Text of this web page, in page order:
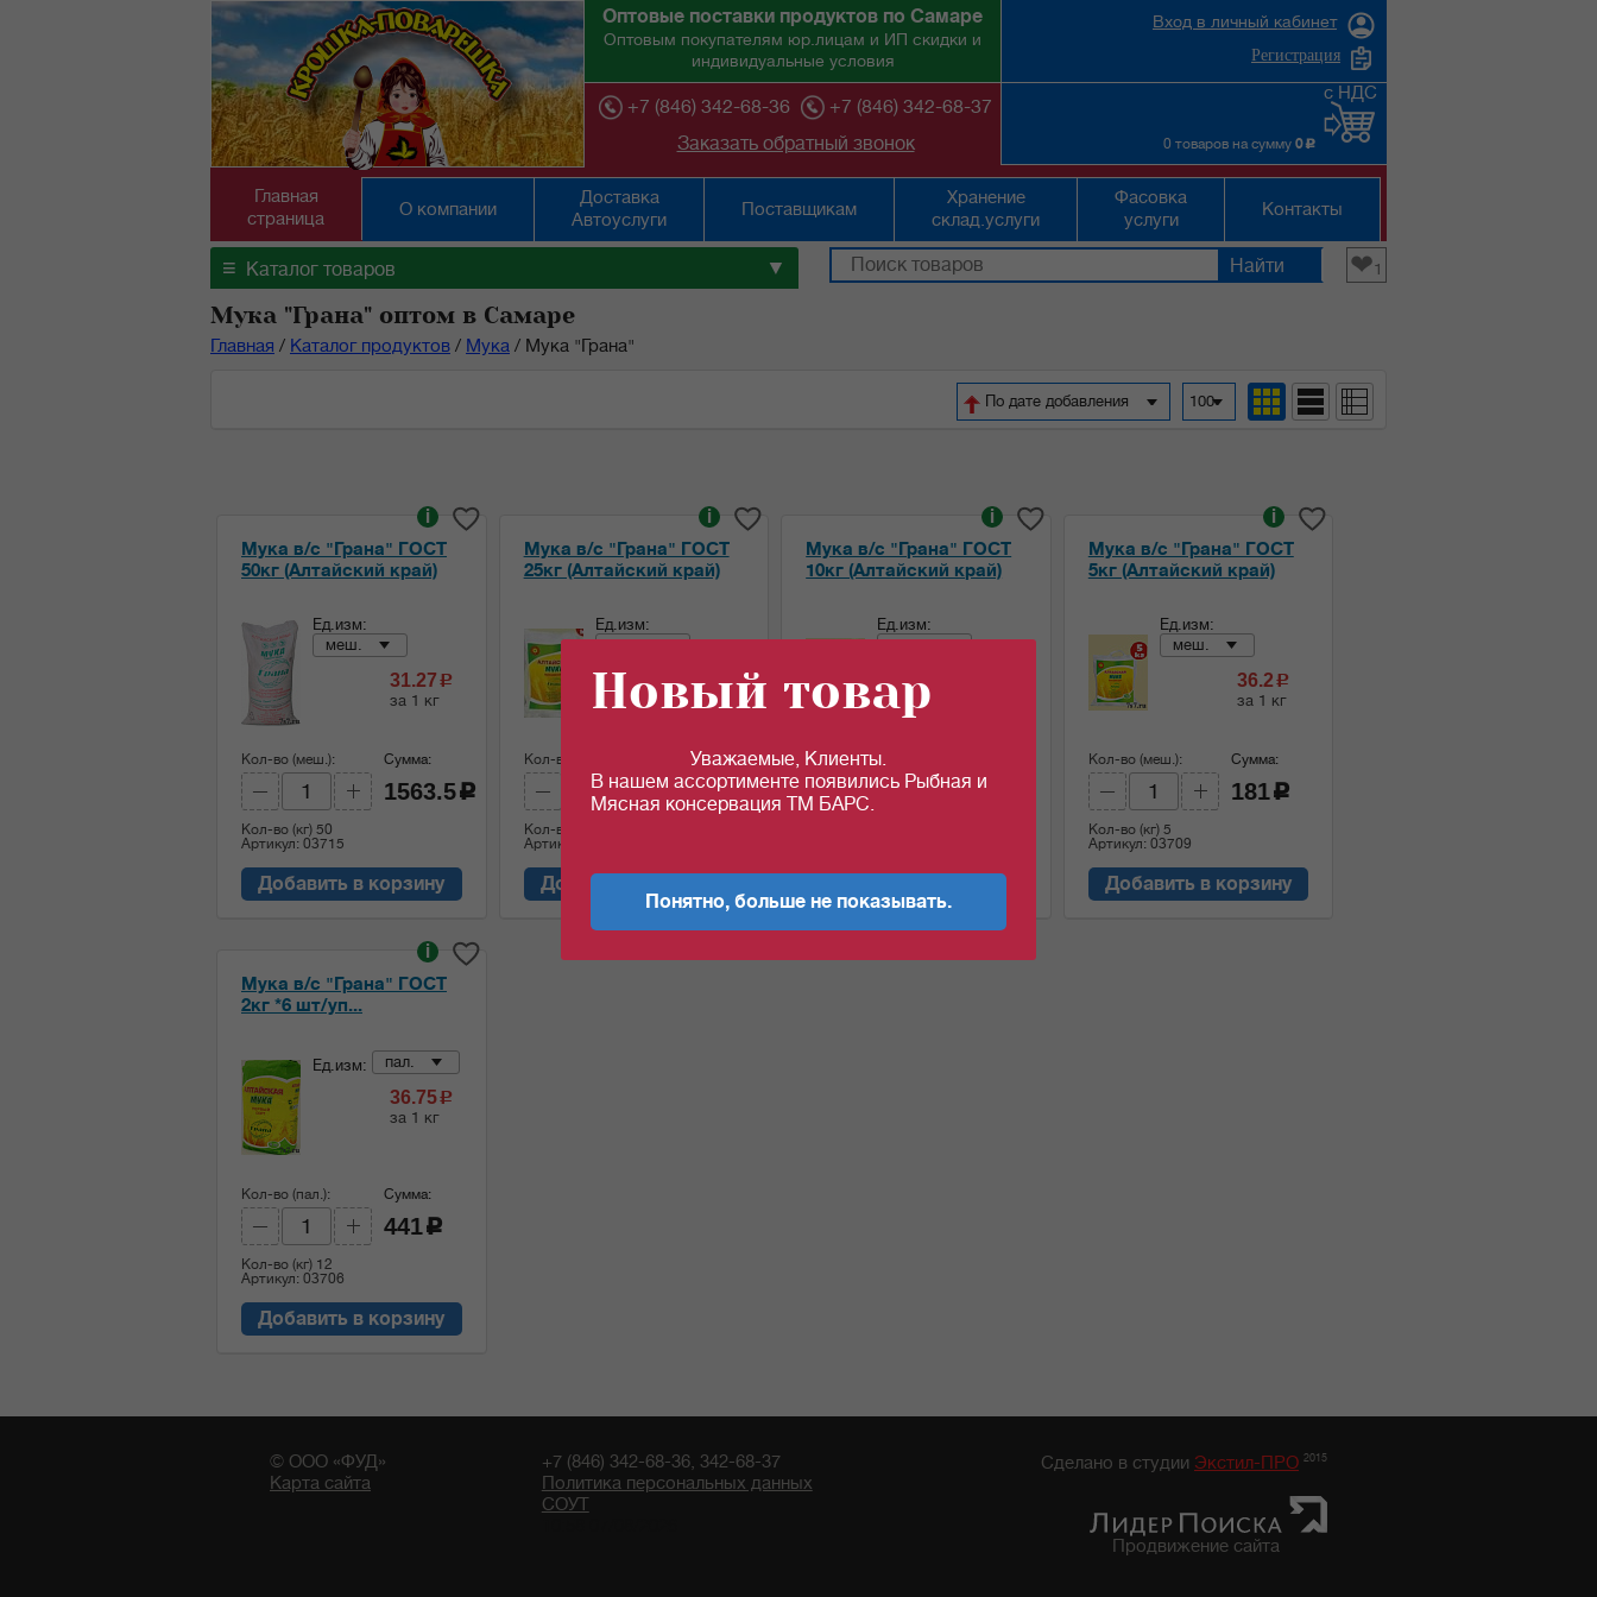
Оптовые поставки продуктов по Самаре
Оптовым покупателям юр.лицам и ИП скидки и
индивидуальные условия
+7 (846) 342-68-36
+7 (846) 342-68-37
Заказать обратный звонок
Вход в личный кабинет
Регистрация
0 товаров на сумму 0 c
с НДС
Главная
страница
О компании
Доставка
Автоуслуги
Поставщикам
Хранение
склад.услуги
Фасовка
услуги
Контакты
≡ Каталог товаров ▼ ❤1
Мука "Грана" оптом в Самаре
Главная / Каталог продуктов / Мука / Мука "Грана"
100
По дате добавления
Мука в/с "Грана" ГОСТ
50кг (Алтайский край)
i
Ед.изм:
меш.
31.27 c
за 1 кг
Кол-во (меш.):
Кол-во (кг) 50
Артикул: 03715
Сумма:
1563.5 c
Добавить в корзину
Мука в/с "Грана" ГОСТ
25кг (Алтайский край)
i
Ед.изм:
меш.
31.78
за 1 кг
Кол-во (меш.):
Кол-во (кг)
Артикул: 03713
Сумма:
794.5c
Добавить в корзину
Мука в/с "Грана" ГОСТ
10кг (Алтайский край)
i
Ед.изм:
меш.
Кол-во (меш.):
342.5
Добавить в корзину
Мука в/с "Грана" ГОСТ
5кг (Алтайский край)
i
Ед.изм:
меш.
36.2 c
за 1 кг
Кол-во (меш.):
Кол-во (кг) 5
Артикул: 03709
Сумма:
181 c
Добавить в корзину
Мука в/с "Грана" ГОСТ
2кг *6 шт/уп...
i
Ед.изм: пал.
36.75c
за 1 кг
Кол-во (пал.):
Кол-во (кг) 12
Артикул: 03706
Сумма:
441 c
Добавить в корзину
© ООО «ФУД»
Карта сайта
+7 (846) 342-68-36, 342-68-37
Политика персональных данных
СОУТ
Сделано в студии Экстил-ПРО 2015
Продвижение сайта
Новый товар
Уважаемые, Клиенты.
В нашем ассортименте появились Рыбная и
Мясная консервация ТМ БАРС.
Понятно, больше не показывать.